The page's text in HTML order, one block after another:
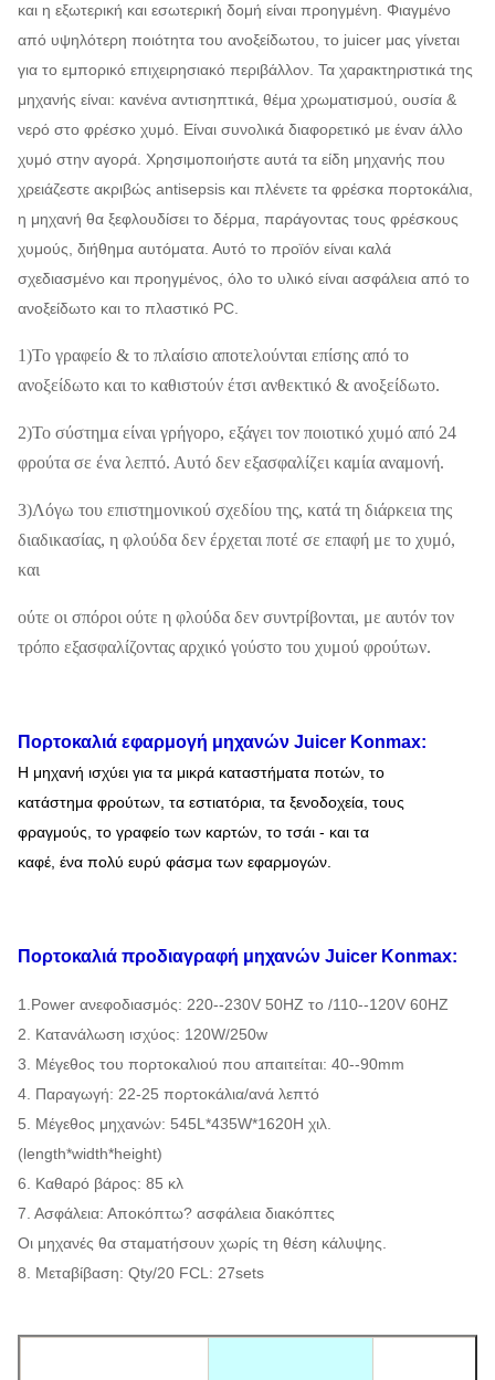
και η εξωτερική και εσωτερική δομή είναι προηγμένη. Φιαγμένο
από υψηλότερη ποιότητα του ανοξείδωτου, το juicer μας γίνεται
για το εμπορικό επιχειρησιακό περιβάλλον. Τα χαρακτηριστικά της
μηχανής είναι: κανένα αντισηπτικά, θέμα χρωματισμού, ουσία &
νερό στο φρέσκο χυμό. Είναι συνολικά διαφορετικό με έναν άλλο
χυμό στην αγορά. Χρησιμοποιήστε αυτά τα είδη μηχανής που
χρειάζεστε ακριβώς antisepsis και πλένετε τα φρέσκα πορτοκάλια,
η μηχανή θα ξεφλουδίσει το δέρμα, παράγοντας τους φρέσκους
χυμούς, διήθημα αυτόματα. Αυτό το προϊόν είναι καλά
σχεδιασμένο και προηγμένος, όλο το υλικό είναι ασφάλεια από το
ανοξείδωτο και το πλαστικό PC.
1)Το γραφείο & το πλαίσιο αποτελούνται επίσης από το
ανοξείδωτο και το καθιστούν έτσι ανθεκτικό & ανοξείδωτο.
2)Το σύστημα είναι γρήγορο, εξάγει τον ποιοτικό χυμό από 24
φρούτα σε ένα λεπτό. Αυτό δεν εξασφαλίζει καμία αναμονή.
3)Λόγω του επιστημονικού σχεδίου της, κατά τη διάρκεια της
διαδικασίας, η φλούδα δεν έρχεται ποτέ σε επαφή με το χυμό,
και
ούτε οι σπόροι ούτε η φλούδα δεν συντρίβονται, με αυτόν τον
τρόπο εξασφαλίζοντας αρχικό γούστο του χυμού φρούτων.
Πορτοκαλιά εφαρμογή μηχανών Juicer Konmax:
Η μηχανή ισχύει για τα μικρά καταστήματα ποτών, το
κατάστημα φρούτων, τα εστιατόρια, τα ξενοδοχεία, τους
φραγμούς, το γραφείο των καρτών, το τσάι - και τα
καφέ , ένα πολύ ευρύ φάσμα των εφαρμογών.
Πορτοκαλιά προδιαγραφή μηχανών Juicer Konmax:
1.Power ανεφοδιασμός: 220--230V 50HZ το /110--120V 60HZ
2. Κατανάλωση ισχύος: 120W/250w
3. Μέγεθος του πορτοκαλιού που απαιτείται: 40--90mm
4. Παραγωγή: 22-25 πορτοκάλια/ανά λεπτό
5. Μέγεθος μηχανών: 545L*435W*1620H χιλ.
(length*width*height)
6. Καθαρό βάρος: 85 κλ
7. Ασφάλεια: Αποκόπτω? ασφάλεια διακόπτες
Οι μηχανές θα σταματήσουν χωρίς τη θέση κάλυψης.
8. Μεταβίβαση: Qty/20 FCL: 27sets